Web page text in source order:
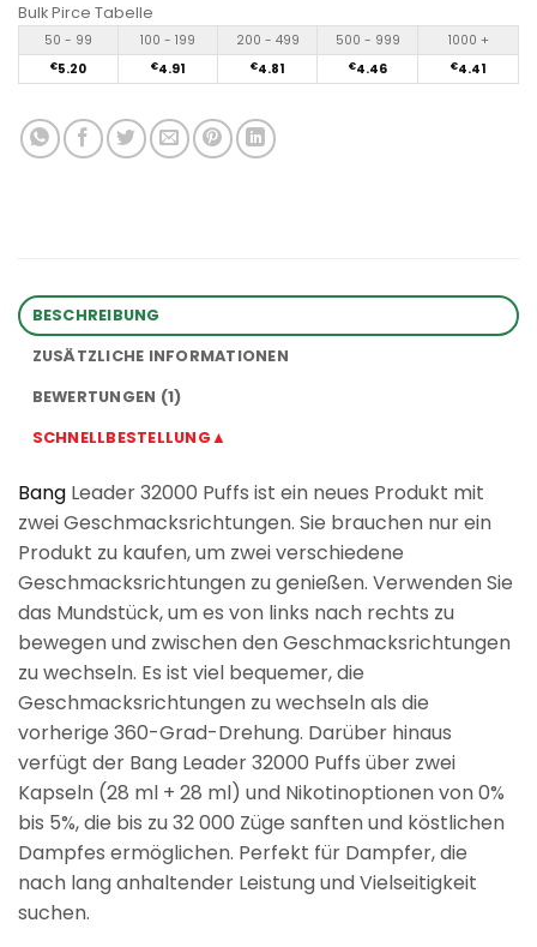
Bulk Pirce Tabelle
50 - 99 100 - 199 200 - 499 500 - 999 1000 +
€5.20 €4.91 €4.81 €4.46 €4.41
BESCHREIBUNG
ZUSÄTZLICHE INFORMATIONEN
BEWERTUNGEN (1)
SCHNELLBESTELLUNG▲
Bang Leader 32000 Puffs ist ein neues Produkt mit
zwei Geschmacksrichtungen. Sie brauchen nur ein
Produkt zu kaufen, um zwei verschiedene
Geschmacksrichtungen zu genießen. Verwenden Sie
das Mundstück, um es von links nach rechts zu
bewegen und zwischen den Geschmacksrichtungen
zu wechseln. Es ist viel bequemer, die
Geschmacksrichtungen zu wechseln als die
vorherige 360-Grad-Drehung. Darüber hinaus
verfügt der Bang Leader 32000 Puffs über zwei
Kapseln (28 ml + 28 ml) und Nikotinoptionen von 0%
bis 5%, die bis zu 32 000 Züge sanften und köstlichen
Dampfes ermöglichen. Perfekt für Dampfer, die
nach lang anhaltender Leistung und Vielseitigkeit
suchen.